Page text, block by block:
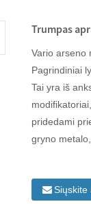
Trumpas
Vario arseno
Pagrindiniai
Tai yra iš
pridedami
gryno
Siųskite